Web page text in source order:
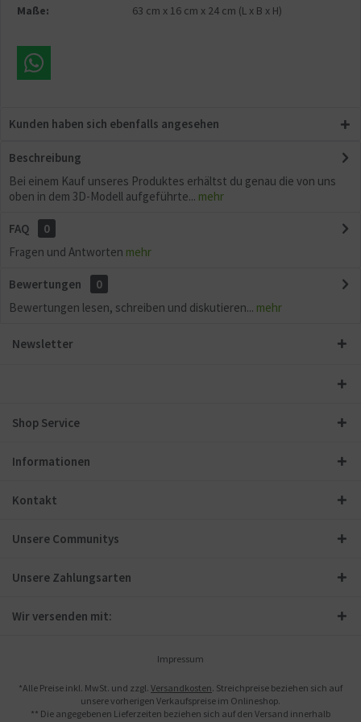
Maße:
63 cm x 16 cm x 24 cm (L x B x H)
Kunden haben sich ebenfalls angesehen
Beschreibung
Bei einem Kauf unseres Produktes erhältst du genau die von uns
oben in dem 3D-Modell aufgeführte... mehr
FAQ
0
Fragen und Antworten mehr
Bewertungen
0
Bewertungen lesen, schreiben und diskutieren... mehr
Newsletter
Shop Service
Informationen
Kontakt
Unsere Communitys
Unsere Zahlungsarten
Wir versenden mit:
Impressum
*Alle Preise inkl. MwSt. und zzgl. Versandkosten. Streichpreise beziehen sich auf
unsere vorherigen Verkaufspreise im Onlineshop.
** Die angegebenen Lieferzeiten beziehen sich auf den Versand innerhalb